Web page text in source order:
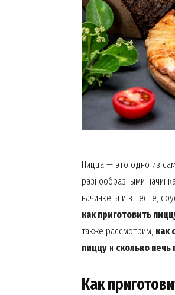
Пицца — это одно из
разнообразными
начинке, а и в тесте,
как приготовить
также рассмотрим, как
пиццу и сколько печь
Как